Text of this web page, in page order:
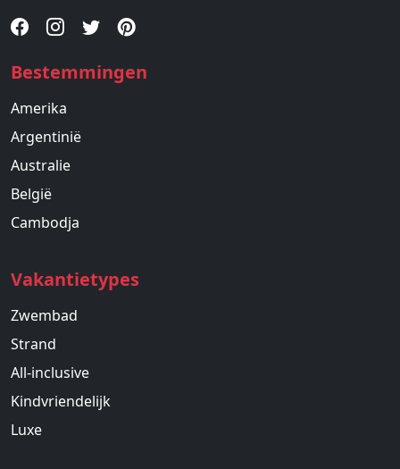
Bestemmingen
Amerika
Argentinië
Australie
België
Cambodja
Vakantietypes
Zwembad
Strand
All-inclusive
Kindvriendelijk
Luxe